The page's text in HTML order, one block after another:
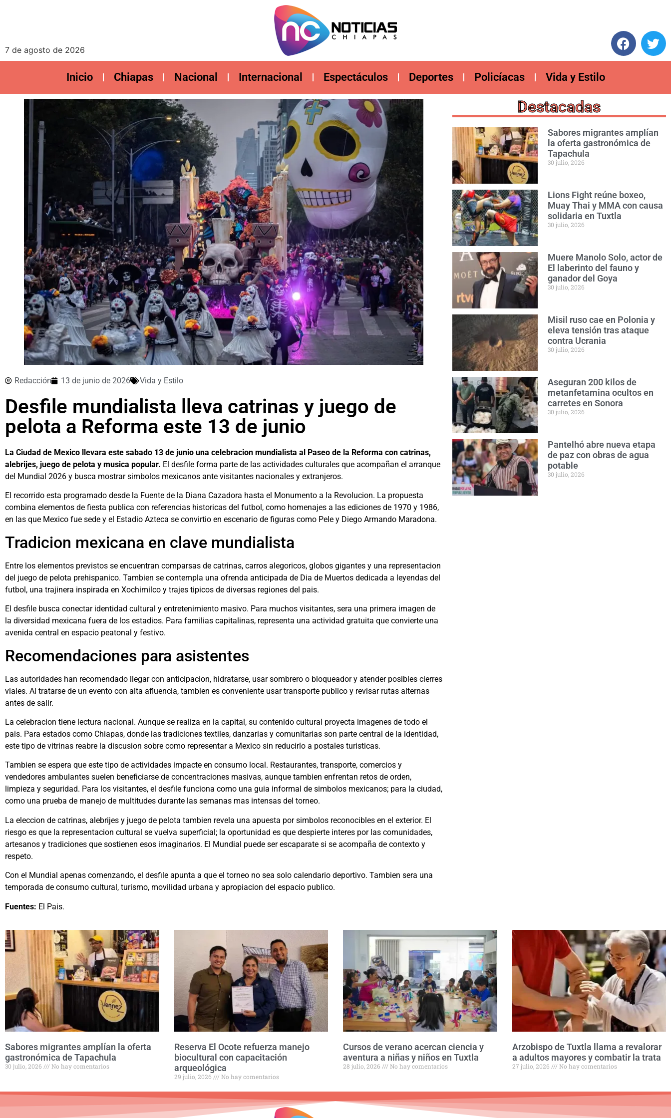
7 de agosto de 2026
Inicio Chiapas Nacional Internacional Espectáculos Deportes Policíacas Vida y Estilo
Redacción 13 de junio de 2026 Vida y Estilo
Desfile mundialista lleva catrinas y juego de
pelota a Reforma este 13 de junio
La Ciudad de Mexico llevara este sabado 13 de junio una celebracion mundialista al Paseo de la Reforma con catrinas,
alebrijes, juego de pelota y musica popular. El desfile forma parte de las actividades culturales que acompañan el arranque
del Mundial 2026 y busca mostrar simbolos mexicanos ante visitantes nacionales y extranjeros.
El recorrido esta programado desde la Fuente de la Diana Cazadora hasta el Monumento a la Revolucion. La propuesta
combina elementos de fiesta publica con referencias historicas del futbol, como homenajes a las ediciones de 1970 y 1986,
en las que Mexico fue sede y el Estadio Azteca se convirtio en escenario de figuras como Pele y Diego Armando Maradona.
Tradicion mexicana en clave mundialista
Entre los elementos previstos se encuentran comparsas de catrinas, carros alegoricos, globos gigantes y una representacion
del juego de pelota prehispanico. Tambien se contempla una ofrenda anticipada de Dia de Muertos dedicada a leyendas del
futbol, una trajinera inspirada en Xochimilco y trajes tipicos de diversas regiones del pais.
El desfile busca conectar identidad cultural y entretenimiento masivo. Para muchos visitantes, sera una primera imagen de
la diversidad mexicana fuera de los estadios. Para familias capitalinas, representa una actividad gratuita que convierte una
avenida central en espacio peatonal y festivo.
Recomendaciones para asistentes
Las autoridades han recomendado llegar con anticipacion, hidratarse, usar sombrero o bloqueador y atender posibles cierres
viales. Al tratarse de un evento con alta afluencia, tambien es conveniente usar transporte publico y revisar rutas alternas
antes de salir.
La celebracion tiene lectura nacional. Aunque se realiza en la capital, su contenido cultural proyecta imagenes de todo el
pais. Para estados como Chiapas, donde las tradiciones textiles, danzarias y comunitarias son parte central de la identidad,
este tipo de vitrinas reabre la discusion sobre como representar a Mexico sin reducirlo a postales turisticas.
Tambien se espera que este tipo de actividades impacte en consumo local. Restaurantes, transporte, comercios y
vendedores ambulantes suelen beneficiarse de concentraciones masivas, aunque tambien enfrentan retos de orden,
limpieza y seguridad. Para los visitantes, el desfile funciona como una guia informal de simbolos mexicanos; para la ciudad,
como una prueba de manejo de multitudes durante las semanas mas intensas del torneo.
La eleccion de catrinas, alebrijes y juego de pelota tambien revela una apuesta por simbolos reconocibles en el exterior. El
riesgo es que la representacion cultural se vuelva superficial; la oportunidad es que despierte interes por las comunidades,
artesanos y tradiciones que sostienen esos imaginarios. El Mundial puede ser escaparate si se acompaña de contexto y
respeto.
Con el Mundial apenas comenzando, el desfile apunta a que el torneo no sea solo calendario deportivo. Tambien sera una
temporada de consumo cultural, turismo, movilidad urbana y apropiacion del espacio publico.
Fuentes: El Pais.
Destacadas
Sabores migrantes amplían
la oferta gastronómica de
Tapachula
30 julio, 2026
Lions Fight reúne boxeo,
Muay Thai y MMA con causa
solidaria en Tuxtla
30 julio, 2026
Muere Manolo Solo, actor de
El laberinto del fauno y
ganador del Goya
30 julio, 2026
Misil ruso cae en Polonia y
eleva tensión tras ataque
contra Ucrania
30 julio, 2026
Aseguran 200 kilos de
metanfetamina ocultos en
carretes en Sonora
30 julio, 2026
Pantelhó abre nueva etapa
de paz con obras de agua
potable
30 julio, 2026
Sabores migrantes amplían la oferta
gastronómica de Tapachula
30 julio, 2026 No hay comentarios
Reserva El Ocote refuerza manejo
biocultural con capacitación
arqueológica
29 julio, 2026 No hay comentarios
Cursos de verano acercan ciencia y
aventura a niñas y niños en Tuxtla
28 julio, 2026 No hay comentarios
Arzobispo de Tuxtla llama a revalorar
a adultos mayores y combatir la trata
27 julio, 2026 No hay comentarios